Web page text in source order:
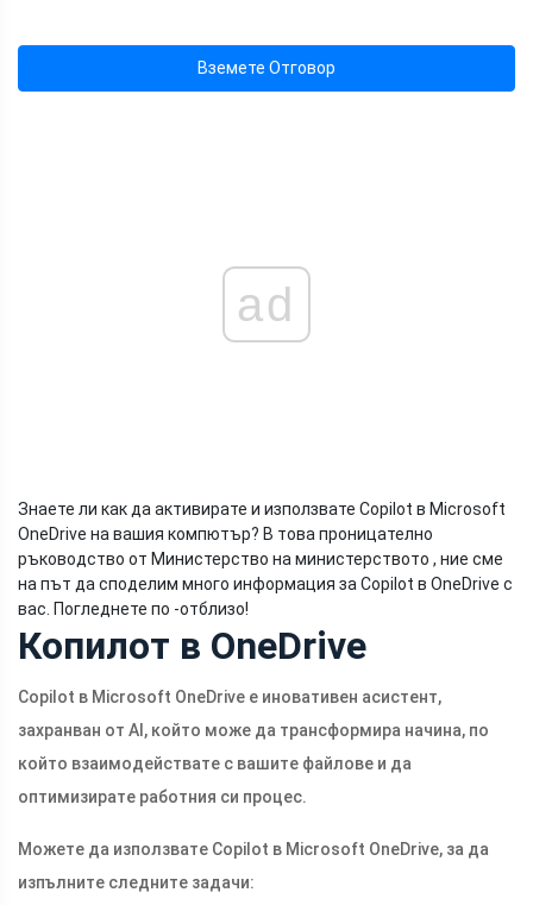
Вземете Отговор
ad
Знаете ли как да активирате и използвате Copilot в Microsoft
OneDrive на вашия компютър? В това проницателно
ръководство от Министерство на министерството , ние сме
на път да споделим много информация за Copilot в OneDrive с
вас. Погледнете по -отблизо!
Копилот в OneDrive
Copilot в Microsoft OneDrive е иновативен асистент,
захранван от AI, който може да трансформира начина, по
който взаимодействате с вашите файлове и да
оптимизирате работния си процес.
Можете да използвате Copilot в Microsoft OneDrive, за да
изпълните следните задачи: